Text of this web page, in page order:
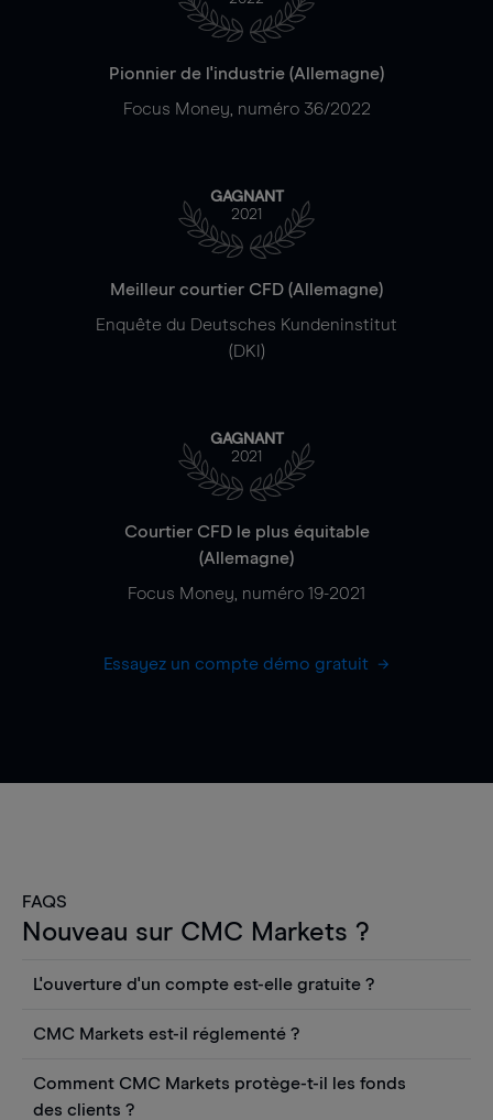
Pionnier de l'industrie (Allemagne)
Focus Money, numéro 36/2022
GAGNANT
2021
Meilleur courtier CFD (Allemagne)
Enquête du Deutsches Kundeninstitut
(DKI)
GAGNANT
2021
Courtier CFD le plus équitable
(Allemagne)
Focus Money, numéro 19-2021
Essayez un compte démo gratuit
FAQS
Nouveau sur CMC Markets ?
L'ouverture d'un compte est-elle gratuite ?
gratuite. Vous pouvez également consulter les
cours et utiliser des outils tels que les graphiques,
les informations Reuters ou les rapports
CMC Markets est-il réglementé ?
autorisée et réglementée par l'autorité fédérale
Comment CMC Markets protège-t-il les fonds
des clients ?